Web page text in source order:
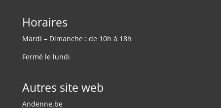
Horaires
Mardi – Dimanche : de 10h à 18h
Fermé le lundi
Autres site web
Andenne.be